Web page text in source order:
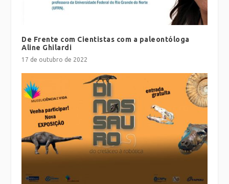
De Frente com Cientistas com a paleontóloga
Aline Ghilardi
17 de outubro de 2022